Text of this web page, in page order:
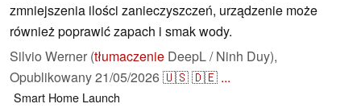
zmniejszenia ilości zanieczyszczeń, urządzenie może
również poprawić zapach i smak wody.
Silvio Werner (tłumaczenie DeepL / Ninh Duy),
Opublikowany21/05/2026🇺🇸🇩🇪 ...
Smart Home Launch